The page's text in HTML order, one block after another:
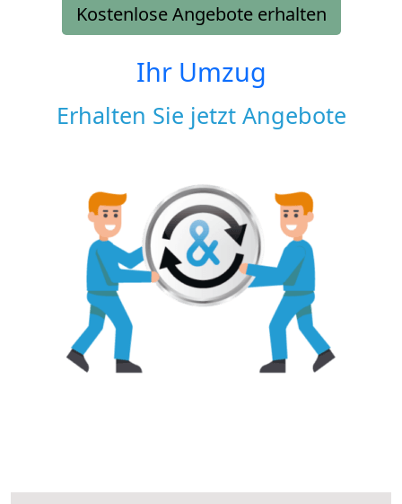
Kostenlose Angebote erhalten
Ihr Umzug
Erhalten Sie jetzt Angebote